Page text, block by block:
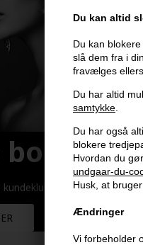
Du kan altid
Du kan
slå dem fra i
fravælges
Du har altid
samtykke.
Du har også
blokere
Hvordan du
undgaar-du-
Husk, at
Ændringer
Vi forbeholder
og optjen rabatter